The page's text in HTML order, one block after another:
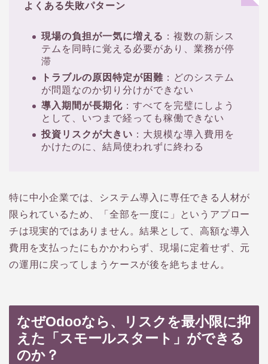
よくある失敗パターン
現場の負担が一気に増える ：複数の新シス
テムを同時に覚える必要があり、業務が停
滞
トラブルの原因特定が困難 ：どのシステム
が問題なのか切り分けができない
導入期間が長期化 ：すべてを完璧にしよう
として、いつまで経っても稼働できない
投資リスクが大きい ：大規模な導入費用を
かけたのに、結局使われずに終わる
特に中小企業では、システム導入に専任できる人材が
限られているため、「全部を一度に」というアプロー
チは現実的ではありません。結果として、高額な導入
費用を支払ったにもかかわらず、現場に定着せず、元
の運用に戻ってしまうケースが後を絶ちません。
なぜOdooなら、リスクを最小限に抑
えた「スモールスタート」ができる
のか？